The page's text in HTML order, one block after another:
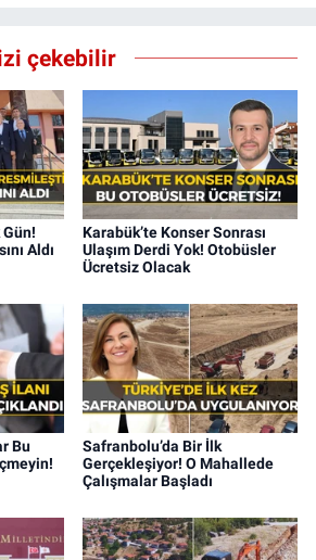
çekebilir
Aldı
Karabük’te Konser Sonrası
Ulaşım Derdi Yok! Otobüsler
Ücretsiz Olacak
Bu
Safranbolu’da Bir İlk
Gerçekleşiyor! O Mahallede
Çalışmalar Başladı